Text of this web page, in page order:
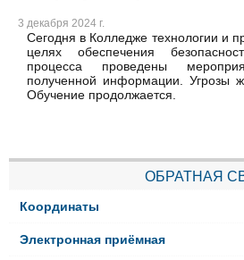
3 декабря 2024 г.
Сегодня в Колледже технологии и
целях обеспечения
процесса проведены
полученной информации. Угрозы
Обучение продолжается.
ОБРАТНАЯ
Координаты
Электронная приёмная